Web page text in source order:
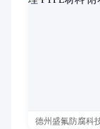
德州盛氟防腐科